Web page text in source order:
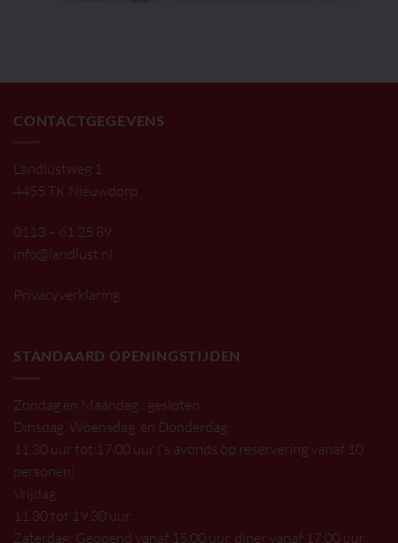
CONTACTGEGEVENS
Landlustweg 1
4455 TK Nieuwdorp
0113 – 61 25 89
info@landlust.nl
Privacyverklaring
STANDAARD OPENINGSTIJDEN
Zondag en Maandag : gesloten
Dinsdag, Woensdag en Donderdag:
11.30 uur tot 17.00 uur (’s avonds op reservering vanaf 10
personen)
Vrijdag:
11.30 tot 19.30 uur
Zaterdag: Geopend vanaf 15.00 uur, diner vanaf 17.00 uur